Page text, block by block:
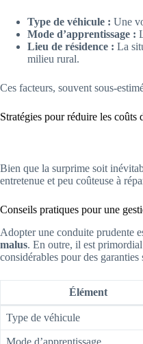
Type de véhicule : Une
Mode d’apprentissage :
Lieu de résidence : La
milieu rural.
Ces facteurs, souvent sous-
Stratégies pour réduire les coûts
Bien que la surprime soit
entretenue et peu coûteuse à
Conseils pratiques pour une
Adopter une conduite prudente
malus. En outre, il est primordial
considérables pour des garanties
Élément
Type de véhicule
Mode d’apprentissage